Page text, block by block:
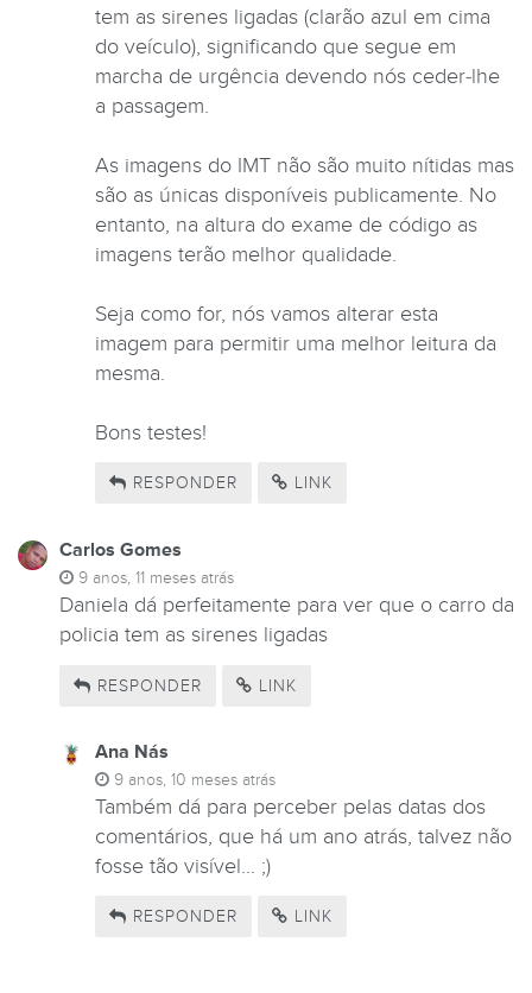
tem as sirenes ligadas (clarão azul em cima
do veículo), significando que segue em
marcha de urgência devendo nós ceder-lhe
a passagem.
As imagens do IMT não são muito nítidas mas
são as únicas disponíveis publicamente. No
entanto, na altura do exame de código as
imagens terão melhor qualidade.
Seja como for, nós vamos alterar esta
imagem para permitir uma melhor leitura da
mesma.
Bons testes!
RESPONDER LINK
Carlos Gomes
9 anos, 11 meses atrás
Daniela dá perfeitamente para ver que o carro da
policia tem as sirenes ligadas
RESPONDER LINK
Ana Nás
9 anos, 10 meses atrás
Também dá para perceber pelas datas dos
comentários, que há um ano atrás, talvez não
fosse tão visível... ;)
RESPONDER LINK